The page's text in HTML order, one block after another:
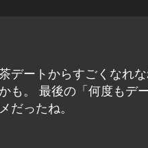
デートからすごくなれ
も。 最後の「何度もデ
だったね。